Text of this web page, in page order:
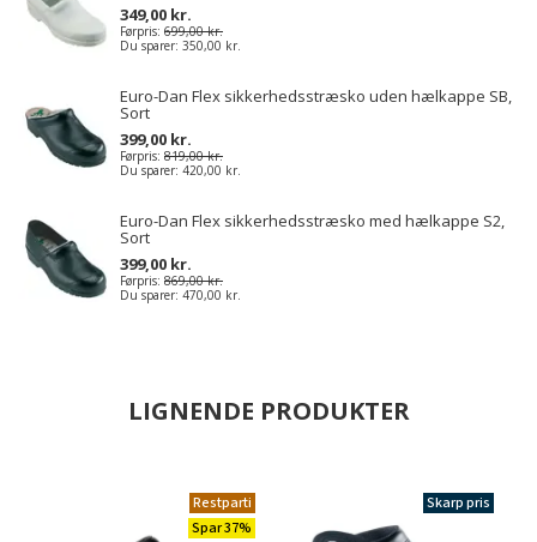
349,00 kr.
Førpris: 699,00 kr.
Du sparer: 350,00 kr.
Euro-Dan Flex sikkerhedsstræsko uden hælkappe SB,
Sort
399,00 kr.
Førpris: 819,00 kr.
Du sparer: 420,00 kr.
Euro-Dan Flex sikkerhedsstræsko med hælkappe S2,
Sort
399,00 kr.
Førpris: 869,00 kr.
Du sparer: 470,00 kr.
LIGNENDE PRODUKTER
Restparti
Spar 37%
Skarp pris